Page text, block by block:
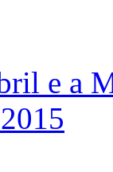
e a